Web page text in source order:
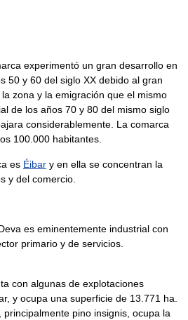
experimentó un gran desarrollo en
50 y 60 del siglo XX debido al gran
zona y la emigración que el mismo
de los años 70 y 80 del mismo siglo
considerablemente. La comarca
100.000 habitantes.
es Éibar y en ella se concentran la
y del comercio.
es eminentemente industrial con
primario y de servicios.
con algunas de explotaciones
y ocupa una superficie de 13.771 ha.
principalmente pino insignis, ocupa la